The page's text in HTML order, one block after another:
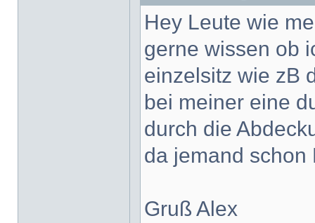
Hey Leute wie
gerne wissen ob
einzelsitz wie zB
bei meiner eine
durch die
da jemand schon
Gruß Alex